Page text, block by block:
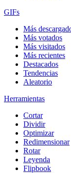
GIFs
Más
Más votados
Más visitados
Más recientes
Destacados
Tendencias
Aleatorio
Herramientas
Cortar
Dividir
Optimizar
Redimensionar
Rotar
Leyenda
Flipbook